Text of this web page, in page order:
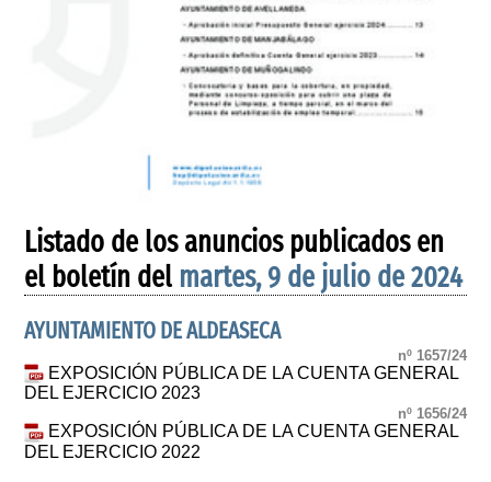
Listado de los anuncios publicados en
el boletín del martes, 9 de julio de 2024
AYUNTAMIENTO DE ALDEASECA
nº 1657/24
EXPOSICIÓN PÚBLICA DE LA CUENTA GENERAL
DEL EJERCICIO 2023
nº 1656/24
EXPOSICIÓN PÚBLICA DE LA CUENTA GENERAL
DEL EJERCICIO 2022